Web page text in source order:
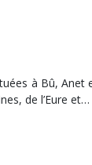
à Bû, Anet
de l’Eure et…